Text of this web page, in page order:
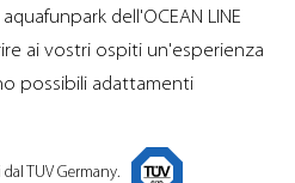
dell'OCEAN LINE
ai vostri ospiti un'esperienza
possibili adattamenti
TUV Germany.